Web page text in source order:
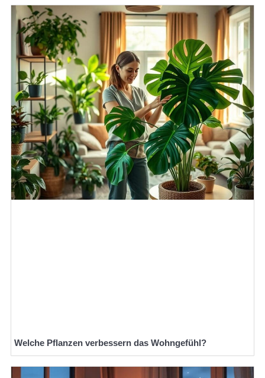
Welche Pflanzen verbessern das Wohngefühl?